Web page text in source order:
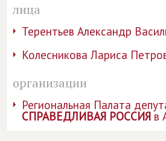
лица
Терентьев Александр
Колесникова Лариса
организации
Региональная Палата
СПРАВЕДЛИВАЯ РОССИЯв